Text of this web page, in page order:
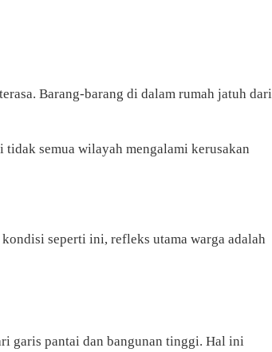
Barang-barang di dalam rumah jatuh dari
tidak semua wilayah mengalami kerusakan
seperti ini, refleks utama warga adalah
garis pantai dan bangunan tinggi. Hal ini